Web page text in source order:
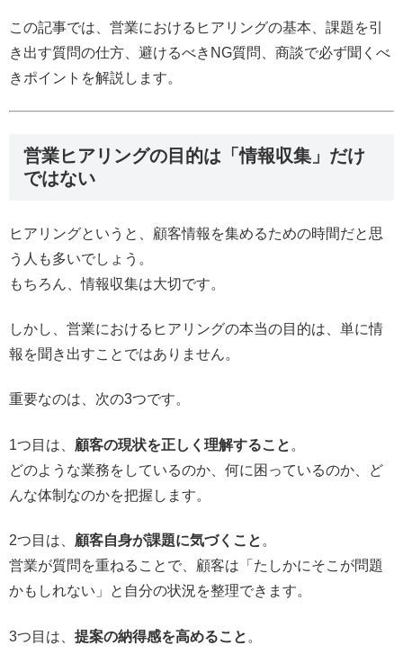
この記事では、営業におけるヒアリングの基本、課題を引
き出す質問の仕方、避けるべきNG質問、商談で必ず聞くべ
きポイントを解説します。
営業ヒアリングの目的は「情報収集」だけ
ではない
ヒアリングというと、顧客情報を集めるための時間だと思
う人も多いでしょう。
もちろん、情報収集は大切です。
しかし、営業におけるヒアリングの本当の目的は、単に情
報を聞き出すことではありません。
重要なのは、次の3つです。
1つ目は、 顧客の現状を正しく理解すること 。
どのような業務をしているのか、何に困っているのか、ど
んな体制なのかを把握します。
2つ目は、 顧客自身が課題に気づくこと 。
営業が質問を重ねることで、顧客は「たしかにそこが問題
かもしれない」と自分の状況を整理できます。
3つ目は、 提案の納得感を高めること 。